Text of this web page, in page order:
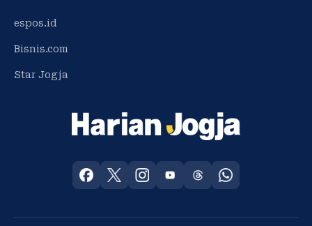
espos.id
Bisnis.com
Star Jogja